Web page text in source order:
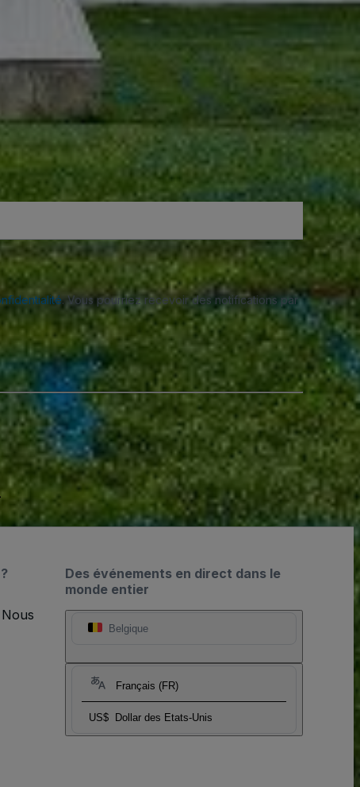
. Vous pourriez recevoir des notifications par
Des événements en direct dans le
monde entier
Belgique
Français (FR)
US$ Dollar des Etats-Unis